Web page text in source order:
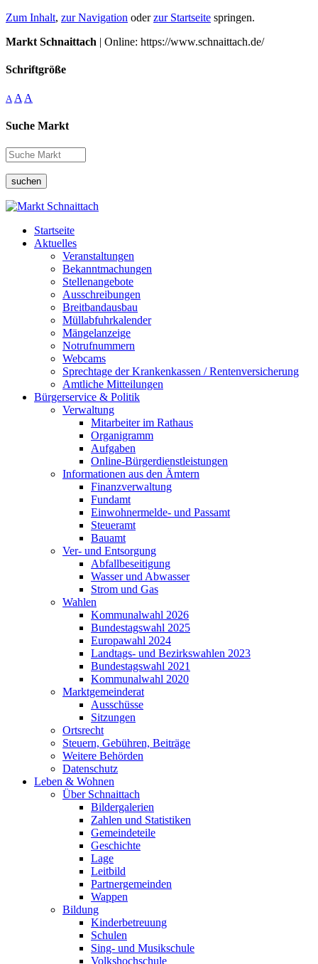
Zum Inhalt, zur Navigation oderzur Startseite springen.
Markt Schnaittach | Online: https://www.schnaittach.de/
Schriftgröße
A A A
Suche Markt
suchen
Startseite
Aktuelles
Veranstaltungen
Bekanntmachungen
Stellenangebote
Ausschreibungen
Breitbandausbau
Müllabfuhrkalender
Mängelanzeige
Notrufnummern
Webcams
Sprechtage der Krankenkassen / Rentenversicherung
Amtliche Mitteilungen
Bürgerservice & Politik
Verwaltung
Mitarbeiter im Rathaus
Organigramm
Aufgaben
Online-Bürgerdienstleistungen
Informationen aus den Ämtern
Finanzverwaltung
Fundamt
Einwohnermelde- und Passamt
Steueramt
Bauamt
Ver- und Entsorgung
Abfallbeseitigung
Wasser und Abwasser
Strom und Gas
Wahlen
Kommunalwahl 2026
Bundestagswahl 2025
Europawahl 2024
Landtags- und Bezirkswahlen 2023
Bundestagswahl 2021
Kommunalwahl 2020
Marktgemeinderat
Ausschüsse
Sitzungen
Ortsrecht
Steuern, Gebühren, Beiträge
Weitere Behörden
Datenschutz
Leben & Wohnen
Über Schnaittach
Bildergalerien
Zahlen und Statistiken
Gemeindeteile
Geschichte
Lage
Leitbild
Partnergemeinden
Wappen
Bildung
Kinderbetreuung
Schulen
Sing- und Musikschule
Volkshochschule